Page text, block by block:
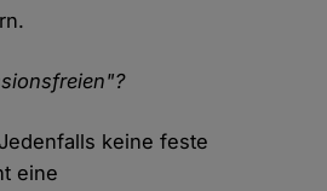
keine feste
eine